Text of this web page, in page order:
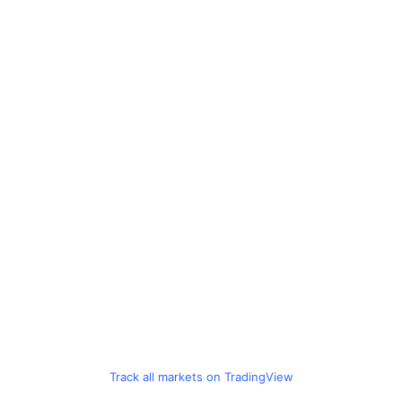
Track all markets on TradingView